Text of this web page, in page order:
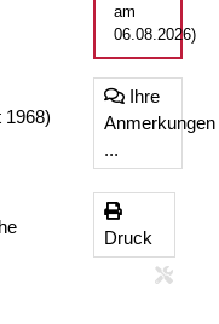
1968)
am
06.08.2026)
Ihre
Anmerkungen
...
Druck